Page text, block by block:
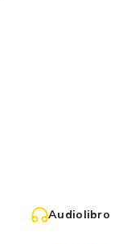
Audiolibro